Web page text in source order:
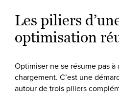
Les piliers
optimisation
Optimiser ne se résume pas
chargement. C’est une
autour de trois piliers